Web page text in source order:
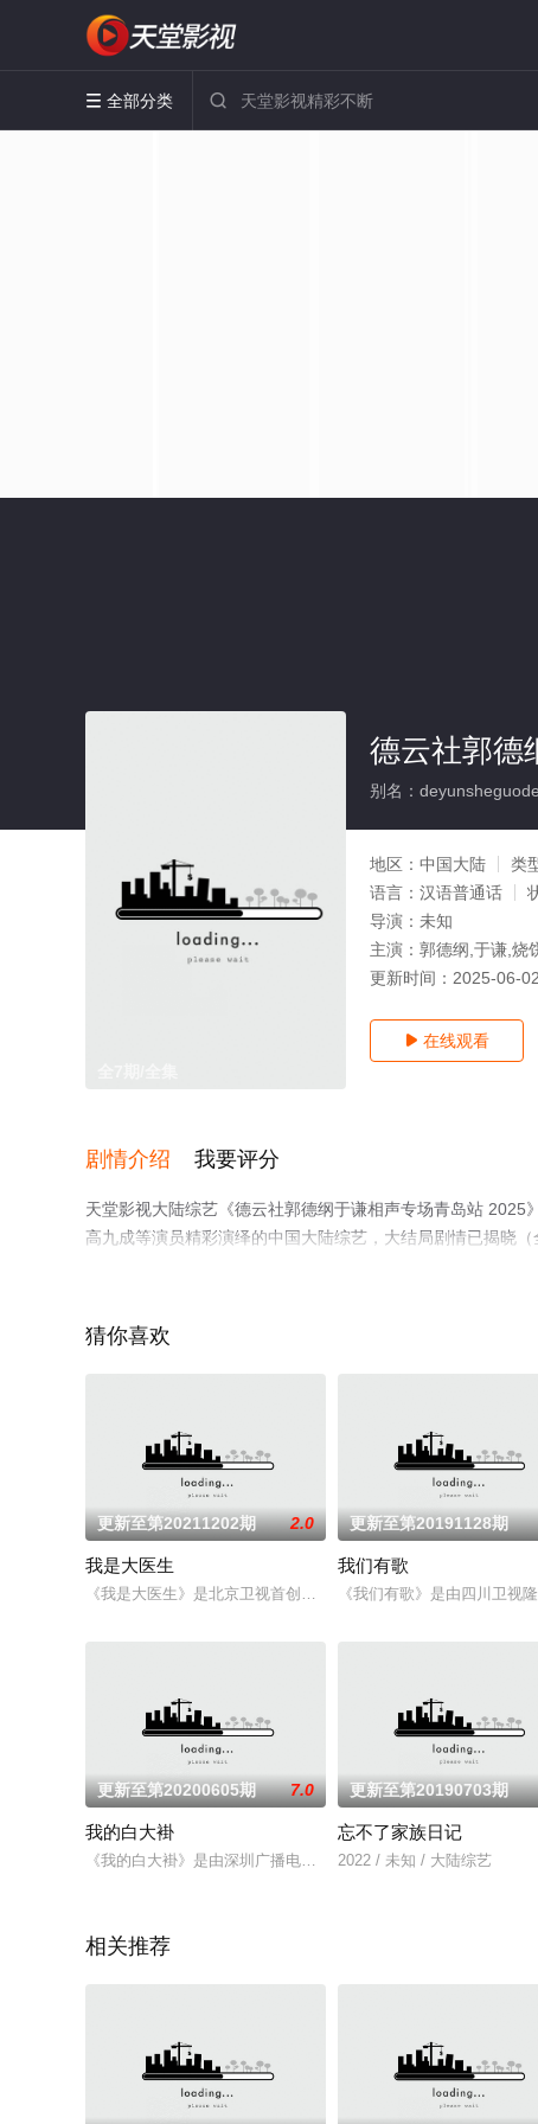
 全部分类 
德云社郭德
别名：
地区： 中国大陆 类
语言： 汉语普通话
导演： 未知
主演： 郭德纲,于谦,烧
更新时间： 2025-06-02
 在线观看
剧情介绍 我要评分
天堂影视大陆综艺《德云社郭德纲于谦相声专场青岛站
高九成等演员精彩演绎的中国大陆综艺，大结局剧情已揭晓
猜你喜欢
更新至第20211202期 2.0
我是大医生
《我是大医生》是北京卫视首创的一档以权威医生主持团为核心
更新至第20191128期
我们有歌
《我们有歌》是由四川卫视
更新至第20200605期 7.0
我的白大褂
《我的白大褂》是由深圳广播电影电视集团和深圳市卫生健康委
更新至第20190703期
忘不了家族日记
2022 / 未知 / 大陆综艺
相关推荐